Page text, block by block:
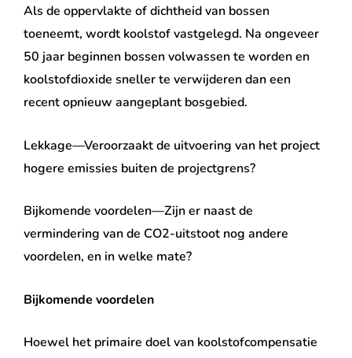
Als de oppervlakte of dichtheid van bossen
toeneemt, wordt koolstof vastgelegd. Na ongeveer
50 jaar beginnen bossen volwassen te worden en
koolstofdioxide sneller te verwijderen dan een
recent opnieuw aangeplant bosgebied.
Lekkage—Veroorzaakt de uitvoering van het project
hogere emissies buiten de projectgrens?
Bijkomende voordelen—Zijn er naast de
vermindering van de CO2-uitstoot nog andere
voordelen, en in welke mate?
Bijkomende voordelen
Hoewel het primaire doel van koolstofcompensatie